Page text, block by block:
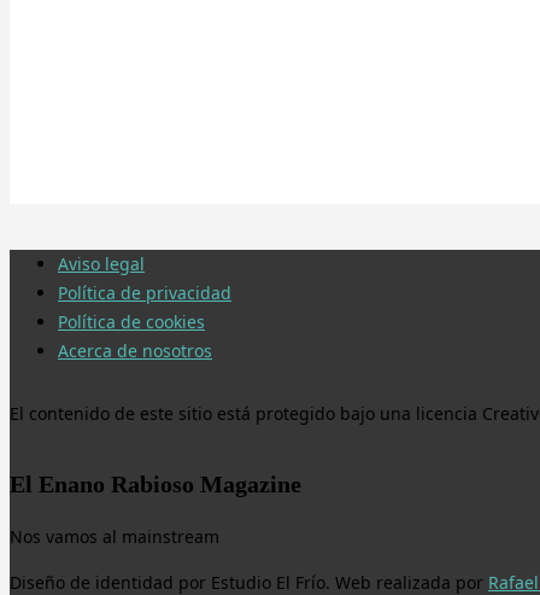
Aviso legal
Política de privacidad
Política de cookies
Acerca de nosotros
El contenido de este sitio está protegido bajo una licencia
El Enano Rabioso Magazine
Nos vamos al mainstream
Diseño de identidad por Estudio El Frío. Web realizada por